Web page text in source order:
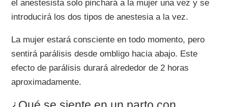
el anestesista solo pinchará a la mujer una vez y se
introducirá los dos tipos de anestesia a la vez.
La mujer estará consciente en todo momento, pero
sentirá parálisis desde ombligo hacia abajo. Este
efecto de parálisis durará alrededor de 2 horas
aproximadamente.